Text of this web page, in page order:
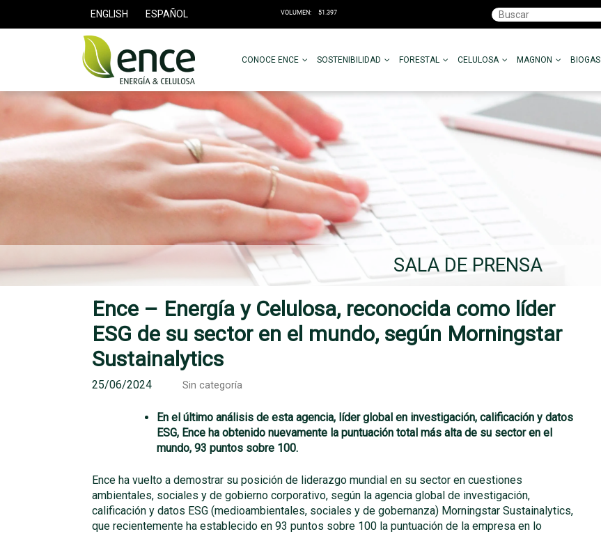
ENGLISH ESPAÑOL
CONOCE ENCE SOSTENIBILIDAD FORESTAL CELULOSA MAGNON BIOGAS
SALA DE PRENSA
Ence – Energía y Celulosa, reconocida como líder
ESG de su sector en el mundo, según Morningstar
Sustainalytics
25/06/2024 Sin categoría
En el último análisis de esta agencia, líder global en investigación, calificación y datos
ESG, Ence ha obtenido nuevamente la puntuación total más alta de su sector en el
mundo, 93 puntos sobre 100.
Ence ha vuelto a demostrar su posición de liderazgo mundial en su sector en cuestiones
ambientales, sociales y de gobierno corporativo, según la agencia global de investigación,
calificación y datos ESG (medioambientales, sociales y de gobernanza) Morningstar Sustainalytics,
que recientemente ha establecido en 93 puntos sobre 100 la puntuación de la empresa en lo